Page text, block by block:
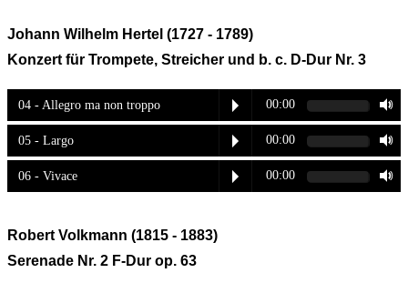
Johann Wilhelm Hertel (1727 - 1789)
Konzert für Trompete, Streicher und b. c. D-Dur Nr. 3
04 - Allegro ma non troppo 00:00
05 - Largo 00:00
06 - Vivace 00:00
Robert Volkmann (1815 - 1883)
Serenade Nr. 2 F-Dur op. 63